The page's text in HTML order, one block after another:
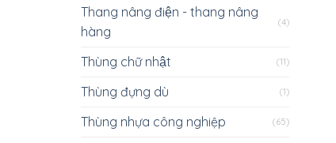
Thang nâng điện - thang nâng
hàng
(4)
Thùng chữ nhật (11)
Thùng đựng dù (1)
Thùng nhựa công nghiệp (65)